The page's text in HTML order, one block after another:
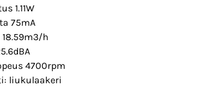
1.11W
75mA
h
4700rpm
liukulaakeri